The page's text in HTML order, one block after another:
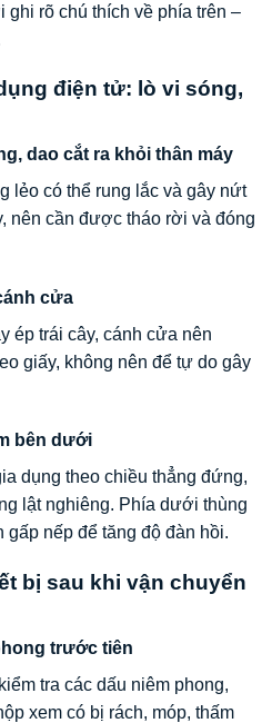
ghi rõ chú thích về phía trên –
điện tử: lò vi sóng,
dao cắt ra khỏi thân máy
lẻo có thể rung lắc và gây nứt
nên cần được tháo rời và đóng
cửa
ép trái cây, cánh cửa nên
giấy, không nên để tự do gây
bên dưới
dụng theo chiều thẳng đứng,
lật nghiêng. Phía dưới thùng
nếp để tăng độ đàn hồi.
bị sau khi vận chuyển
trước tiên
tra các dấu niêm phong,
xem có bị rách, móp, thấm